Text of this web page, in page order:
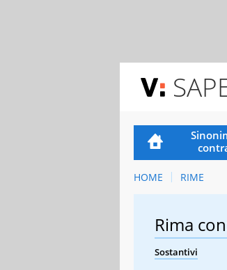
HOME RIME
Rima
Sostantivi